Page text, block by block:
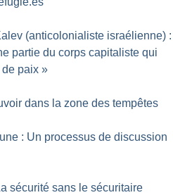
(anticolonialiste israélienne) :
partie du corps capitaliste qui
paix »
dans la zone des tempêtes
: Un processus de discussion
sécurité sans le sécuritaire